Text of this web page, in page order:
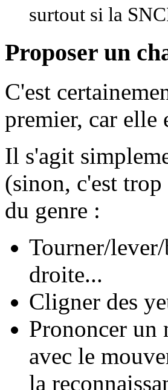
surtout si la
Proposer un
C'est
premier, car elle
Il s'agit
(sinon, c'est trop
du genre :
Tourner/lever/
droite...
Cligner des
Prononcer un
avec le
la